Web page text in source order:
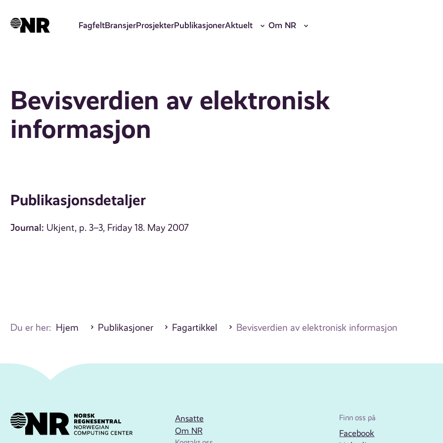
hovedinnhold
FagfeltBransjerProsjekterPublikasjonerAktuelt Om NR
Bevisverdien av elektronisk
informasjon
Publikasjonsdetaljer
Journal: Ukjent, p. 3–3, Friday 18. May 2007
Du er her: Hjem Publikasjoner Fagartikkel Bevisverdien av elektronisk informasjon
Ansatte
Om NR
Finn oss på
Facebook